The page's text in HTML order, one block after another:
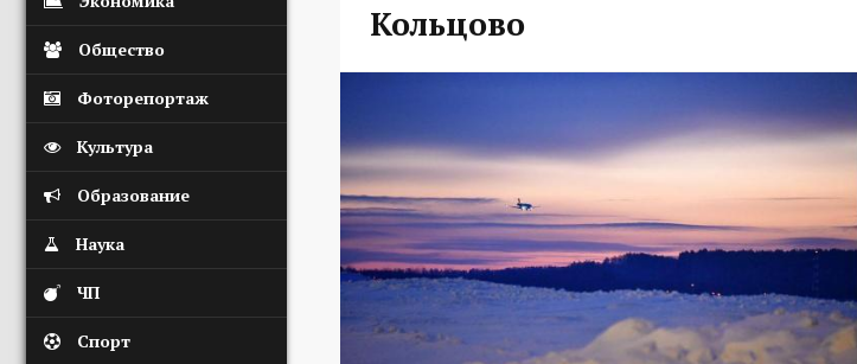
Общество
Фоторепортаж
Культура
Образование
Наука
ЧП
Спорт
Кольцово